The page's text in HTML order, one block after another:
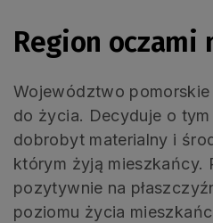
Region oczami
Województwo
do życia. Decyduje o
dobrobyt materialny i
którym żyją mieszkańcy.
pozytywnie na
poziomu życia